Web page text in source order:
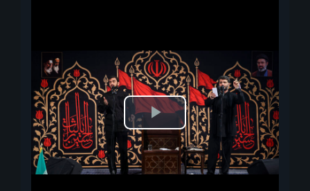
پخش
ویدیو